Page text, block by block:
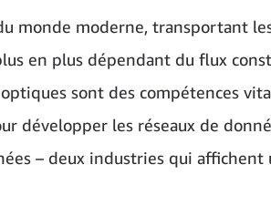
monde moderne, transportant
en plus dépendant du flux
sont des compétences
développer les réseaux de
– deux industries qui